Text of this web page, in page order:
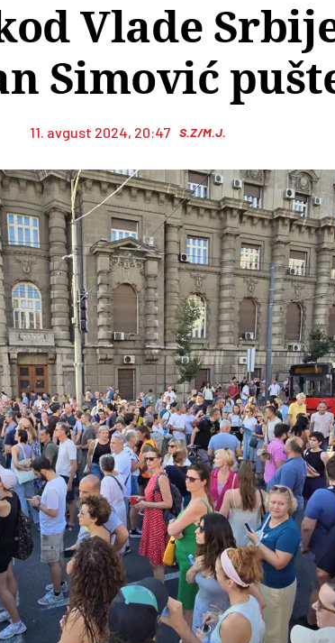
Vlade
Simović
11. avgust 2024, 20:47 S.Z/M.J.